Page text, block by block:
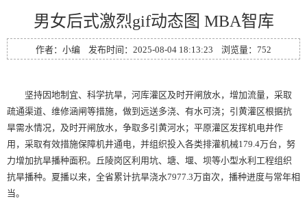
男女后式激烈gif动态图 MBA智库
作者：小编 发布时间：2025-08-04 18:13:23 浏览量： 752
坚持因地制宜、科学抗旱，河库灌区及时开闸放水，增加流量，采取
疏通渠道、维修涵闸等措施，做到远送多浇、有水可浇；引黄灌区根据抗
旱需水情况，及时开闸放水，争取多引黄河水；平原灌区发挥机电井作
用，采取有效措施保障机井通电，并组织投入各类排灌机械179.4万台，努
力增加抗旱播种面积。丘陵岗区利用坑、塘、堰、坝等小型水利工程组织
抗旱播种。夏播以来，全省累计抗旱浇水7977.3万亩次，播种进度与常年相
当。